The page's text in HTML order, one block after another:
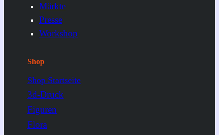
Märkte
Presse
Workshop
Shop
Shop Startseite
3d-Druck
Figuren
Flora